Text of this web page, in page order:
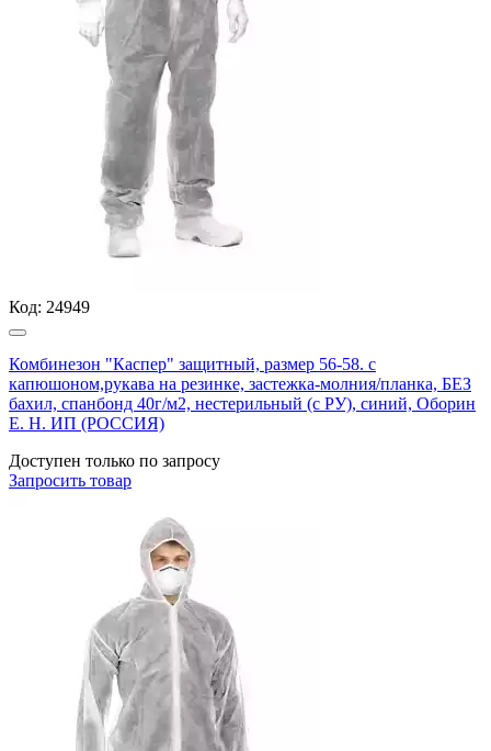
Код: 24949
Комбинезон "Каспер" защитный, размер 56-58. с
капюшоном,рукава на резинке, застежка-молния/планка, БЕЗ
бахил, спанбонд 40г/м2, нестерильный (с РУ), синий, Оборин
Е. Н. ИП (РОССИЯ)
Доступен только по запросу
Запросить товар